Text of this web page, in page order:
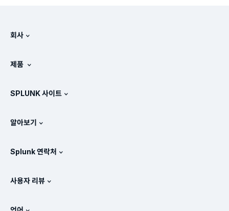
회사
Splunk의 비교 방식
뉴스룸
Splunk Protects
SURGe
제품
가격 체계
모든 제품 보기
SPLUNK 사이트
교육 및 인증
Splunk 스토어
알아보기
OpenTelemetry: 소개
SOC에 대한 메트릭
Splunk 연락처
사용자 리뷰